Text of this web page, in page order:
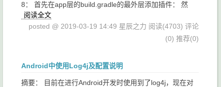
8： 首先在app层的build.gradle的最外层添加插件： 然
阅读全文
posted @ 2019-03-19 14:49 星辰之力 阅读(4703) 评论
(0) 推荐(0)
Android中使用Log4j及配置说明
摘要： 目前在进行Android开发时使用到了log4j，现在对